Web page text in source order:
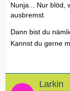
Nunja... Nur blöd,
ausbremst.
Dann bist du
Kannst du gerne
Larkin